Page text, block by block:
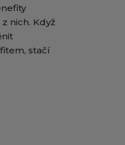
nich. Když
stačí